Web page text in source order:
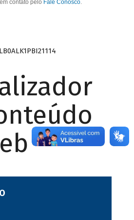
contato pelo Fale Conosco.